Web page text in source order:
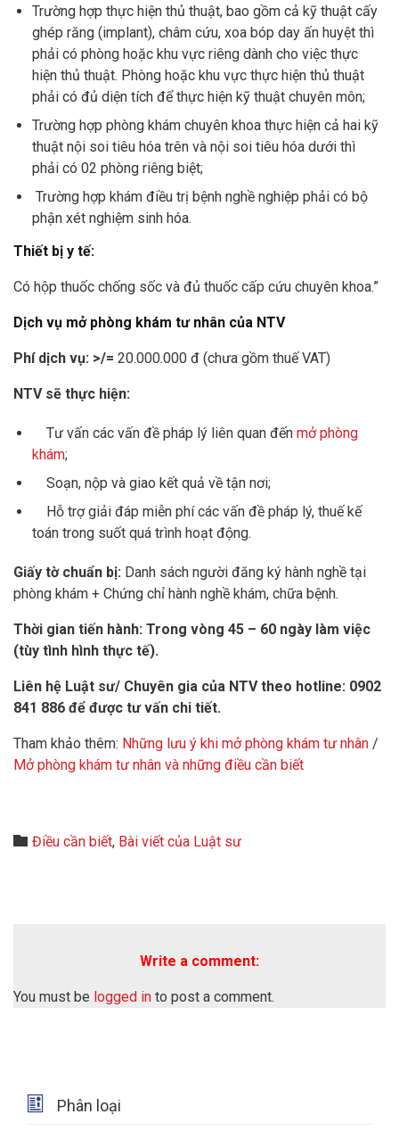
Trường hợp thực hiện thủ thuật, bao gồm cả kỹ thuật cấy
ghép răng (implant), châm cứu, xoa bóp day ấn huyệt thì
phải có phòng hoặc khu vực riêng dành cho việc thực
hiện thủ thuật. Phòng hoặc khu vực thực hiện thủ thuật
phải có đủ diện tích để thực hiện kỹ thuật chuyên môn;
Trường hợp phòng khám chuyên khoa thực hiện cả hai kỹ
thuật nội soi tiêu hóa trên và nội soi tiêu hóa dưới thì
phải có 02 phòng riêng biệt;
Trường hợp khám điều trị bệnh nghề nghiệp phải có bộ
phận xét nghiệm sinh hóa.
Thiết bị y tế:
Có hộp thuốc chống sốc và đủ thuốc cấp cứu chuyên khoa.”
Dịch vụ mở phòng khám tư nhân của NTV
Phí dịch vụ: >/= 20.000.000 đ (chưa gồm thuế VAT)
NTV sẽ thực hiện:
Tư vấn các vấn đề pháp lý liên quan đến mở phòng
khám;
Soạn, nộp và giao kết quả về tận nơi;
Hỗ trợ giải đáp miễn phí các vấn đề pháp lý, thuế kế
toán trong suốt quá trình hoạt động.
Giấy tờ chuẩn bị: Danh sách người đăng ký hành nghề tại
phòng khám + Chứng chỉ hành nghề khám, chữa bệnh.
Thời gian tiến hành: Trong vòng 45 – 60 ngày làm việc
(tùy tình hình thực tế).
Liên hệ Luật sư/ Chuyên gia của NTV theo hotline: 0902
841 886 để được tư vấn chi tiết.
Tham khảo thêm: Những lưu ý khi mở phòng khám tư nhân /
Mở phòng khám tư nhân và những điều cần biết
 Category
Điều cần biết, Bài viết của Luật sư
Write a comment:
You must be logged in to post a comment.
 Phân loại